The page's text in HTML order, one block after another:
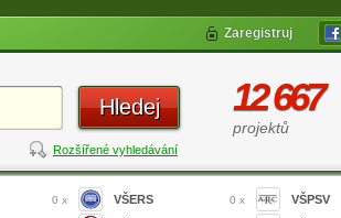
Zaregistruj
Hledej
Rozšířené vyhledávání
12 667
projektů
0 x VŠERS 0 x VŠPSV